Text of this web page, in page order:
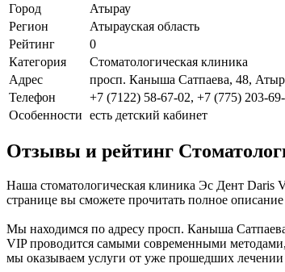
Город
Атырау
Регион
Атырауская область
Рейтинг
0
Категория
Стоматологическая клиника
Адрес
просп. Каныша Сатпаева, 48,
Телефон
+7 (7122) 58-67-02, +7 (775) 203-
Особенности есть детский кабинет
Отзывы и рейтинг
Наша стоматологическая клиника Эс Дент Daris
странице вы сможете прочитать полное
Мы находимся по адресу просп. Каныша
VIP проводится самыми современными
мы оказываем услуги от уже прошедших